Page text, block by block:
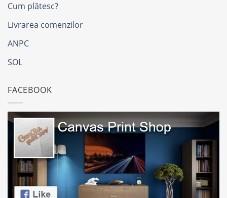
Cum plătesc?
Livrarea comenzilor
ANPC
SOL
FACEBOOK